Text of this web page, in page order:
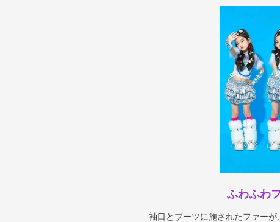
ふわふわ
袖口とブーツに施されたファー